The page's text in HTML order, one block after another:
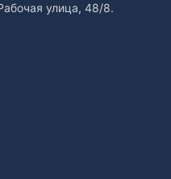
улица, 48/8.